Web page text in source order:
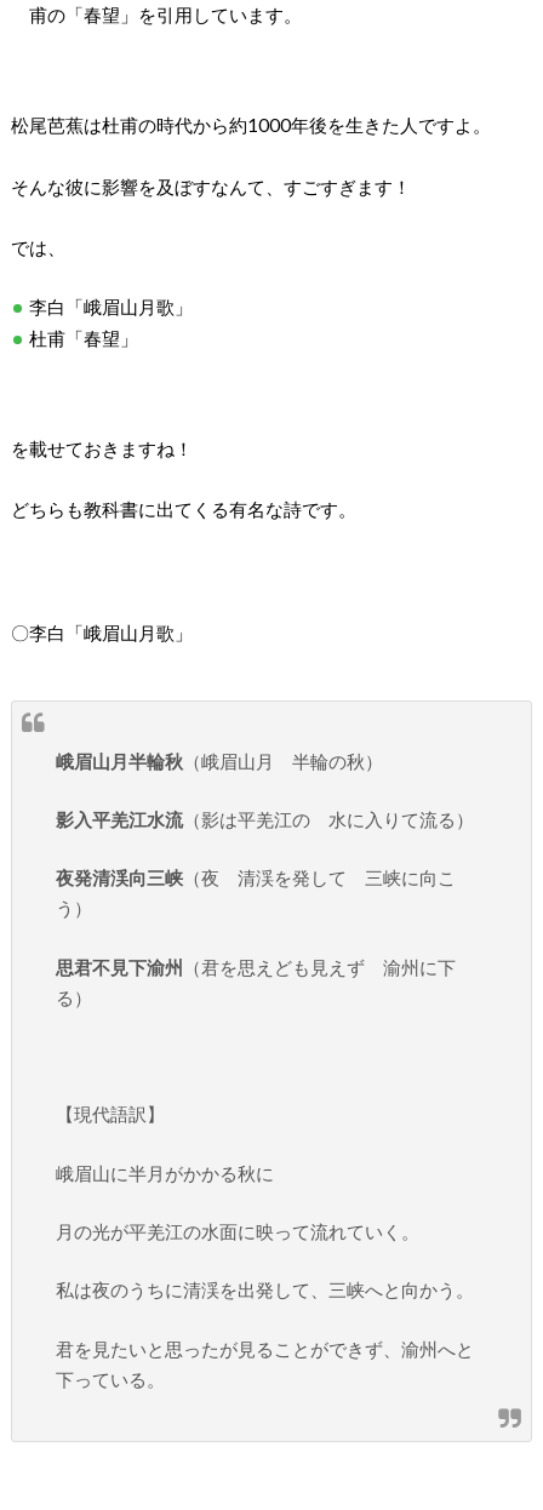
甫の「春望」を引用しています。
松尾芭蕉は杜甫の時代から約1000年後を生きた人ですよ。
そんな彼に影響を及ぼすなんて、すごすぎます！
では、
李白「峨眉山月歌」
杜甫「春望」
を載せておきますね！
どちらも教科書に出てくる有名な詩です。
〇李白「峨眉山月歌」
峨眉山月半輪秋 （峨眉山月 半輪の秋）
影入平羌江水流（影は平羌江の 水に入りて流る）
夜発清渓向三峡 （夜 清渓を発して 三峡に向こ
う）
思君不見下渝州
（君を思えども見えず 渝州に下
る）
【現代語訳】
峨眉山に半月がかかる秋に
月の光が平羌江の水面に映って流れていく。
私は夜のうちに清渓を出発して、三峡へと向かう。
君を見たいと思ったが見ることができず、渝州へと
下っている。